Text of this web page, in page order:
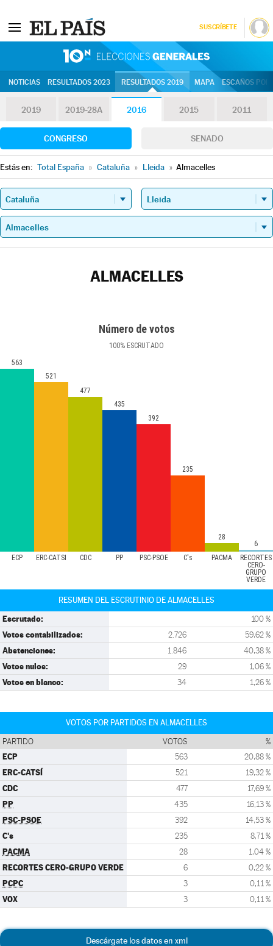
SUSCRÍBETE
NOTICIAS RESULTADOS 2023 RESULTADOS 2019 MAPA ESCAÑOS
2019 2019-28A 2016 2015 2011
CONGRESO SENADO
Estás en: Total España » Cataluña » Lleida » Almacelles
ALMACELLES
Número de votos
100% ESCRUTADO
ECP ERC-CATSÍ CDC PP PSC-PSOE C's PACMA
RECORTES
CERO-
GRUPO
VERDE
563
521
477
435
392
235
28
6
RESUMEN DEL ESCRUTINIO DE ALMACELLES
Escrutado: 100 %
Votos contabilizados: 2.726 59,62 %
Abstenciones: 1.846 40,38 %
Votos nulos: 29 1,06 %
Votos en blanco: 34 1,26 %
VOTOS POR PARTIDOS EN ALMACELLES
PARTIDO VOTOS %
ECP 563 20,88 %
ERC-CATSÍ 521 19,32 %
CDC 477 17,69 %
PP 435 16,13 %
PSC-PSOE 392 14,53 %
C's 235 8,71 %
PACMA 28 1,04 %
RECORTES CERO-GRUPO VERDE 6 0,22 %
PCPC 3 0,11 %
VOX 3 0,11 %
Descárgate los datos en xml